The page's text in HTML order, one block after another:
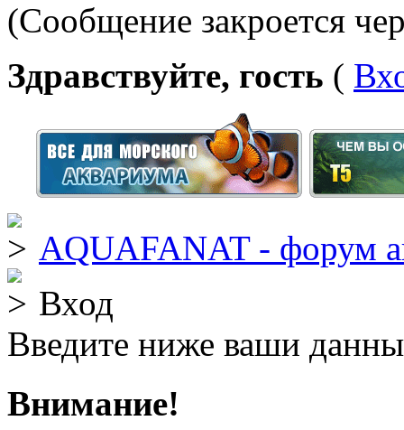
(Сообщение закроется
Здравствуйте, гость (
AQUAFANAT - форум
Вход
Введите ниже ваши
Внимание!